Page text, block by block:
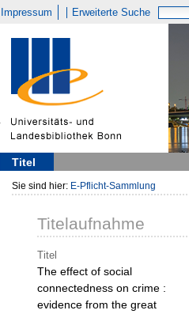
Impressum Erweiterte Suche
Titel
Sie sind hier: E-Pflicht-Sammlung
Titelaufnahme
Titel
The effect of social
connectedness on crime :
evidence from the great